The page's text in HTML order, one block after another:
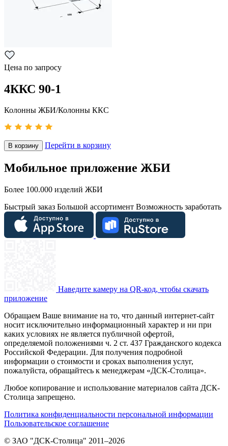
Цена по запросу
4ККС 90-1
Колонны ЖБИ/Колонны ККС
В корзину Перейти в корзину
Мобильное приложение ЖБИ
Более 100.000 изделий ЖБИ
Быстрый заказ Большой ассортимент Возможность заработать
Наведите камеру на QR-код, чтобы скачать
приложение
Обращаем Ваше внимание на то, что данный интернет-сайт
носит исключительно информационный характер и ни при
каких условиях не является публичной офертой,
определяемой положениями ч. 2 ст. 437 Гражданского кодекса
Российской Федерации. Для получения подробной
информации о стоимости и сроках выполнения услуг,
пожалуйста, обращайтесь к менеджерам «ДСК-Столица».
Любое копирование и использование материалов сайта ДСК-
Столица запрещено.
Политика конфиденциальности персональной информации
Пользовательское соглашение
© ЗАО "ДСК-Столица" 2011–2026